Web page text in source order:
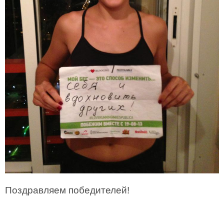
Поздравляем победителей!